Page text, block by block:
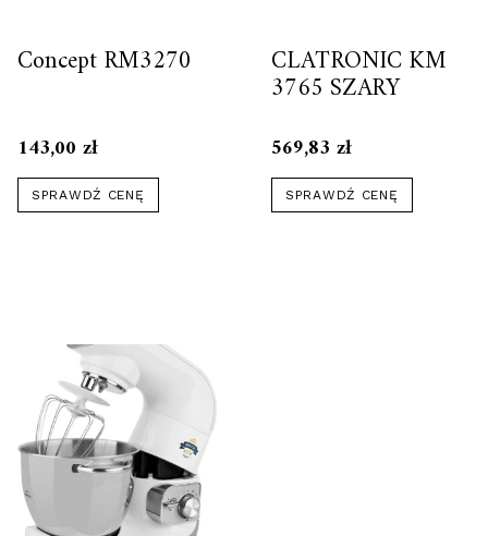
Concept RM3270
143,00 zł
SPRAWDŹ CENĘ
CLATRONIC KM
3765 SZARY
569,83 zł
SPRAWDŹ CENĘ